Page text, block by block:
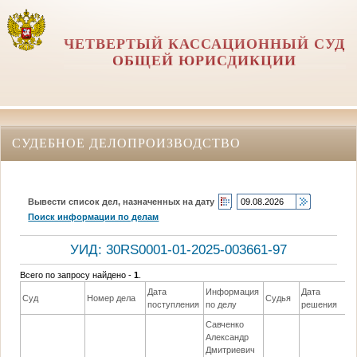
ЧЕТВЕРТЫЙ КАССАЦИОННЫЙ СУД
ОБЩЕЙ ЮРИСДИКЦИИ
СУДЕБНОЕ ДЕЛОПРОИЗВОДСТВО
Вывести список дел, назначенных на дату
Поиск информации по делам
УИД: 30RS0001-01-2025-003661-97
Всего по запросу найдено -1
Суд Номер дела
Дата
поступления
Информация
по делу
Судья
Дата
решения
Савченко
Александр
Дмитриевич